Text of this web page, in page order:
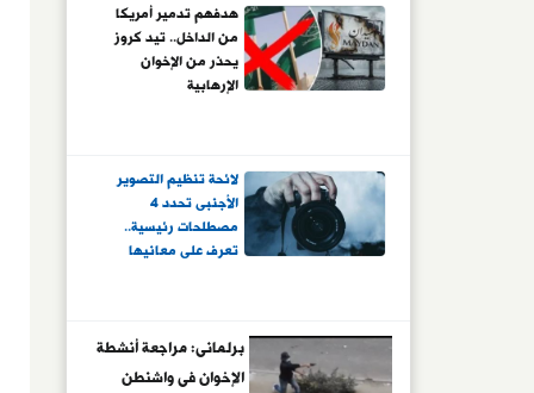
إثبات الهوية أو تصريح
الدخول".. والهدف
الحفاظ على أمن
وسلامة المنشآت
هدفهم تدمير أمريكا
من الداخل.. تيد كروز
يحذر من الإخوان
الإرهابية
لائحة تنظيم التصوير
الأجنبى تحدد 4
مصطلحات رئيسية..
تعرف على معانيها
برلمانى: مراجعة أنشطة
الإخوان فى واشنطن